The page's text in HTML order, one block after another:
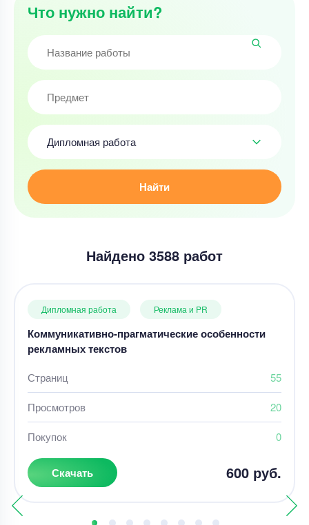
Что нужно найти?
Дипломная работа
Найти
Найдено 3588 работ
Дипломная работа Реклама и PR
Коммуникативно-прагматические особенности
рекламных текстов
Страниц 55
Просмотров 20
Покупок 0
Скачать 600 руб.